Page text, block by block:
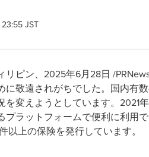
JST
リピン、2025年6月28日 /
に敬遠されがちでした。国内有
を変えようとしています。2021
プラットフォームで便利に利用
以上の保険を発行しています。